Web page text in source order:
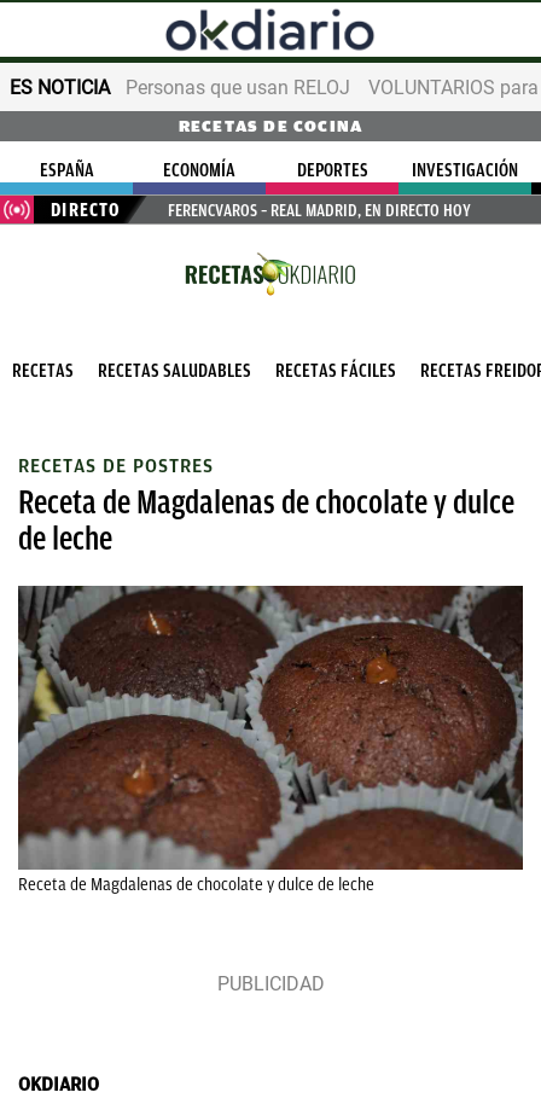
ES NOTICIA Personas que usan RELOJ VOLUNTARIOS
RECETAS DE COCINA
ESPAÑA ECONOMÍA DEPORTES
INVESTIGACIÓN
DIRECTO
FERENCVAROS – REAL MADRID, EN DIRECTO HOY
RECETAS RECETAS SALUDABLES RECETAS FÁCILES RECETAS
RECETAS DE POSTRES
Receta de Magdalenas de chocolate y dulce
de leche
Receta de Magdalenas de chocolate y dulce de leche
OKDIARIO